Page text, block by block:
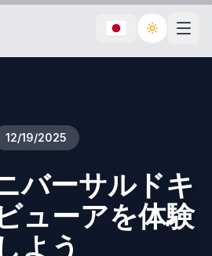
Toggle
12/19/2025
バーサルドキ
ューアを体験
よう